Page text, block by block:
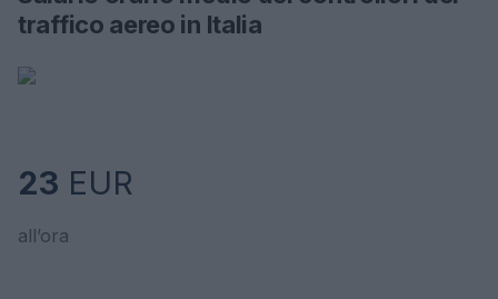
traffico aereo in Italia
23 EUR
all’ora